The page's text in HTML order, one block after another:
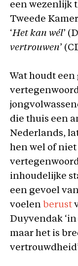
een wezenlijk
Tweede
‘Het kan wél’
vertrouwen’
Wat houdt
die thuis een
Nederlands,
hen wel of
inhoudelijke
een gevoel
voelen berust
Duyvendak
maar het is